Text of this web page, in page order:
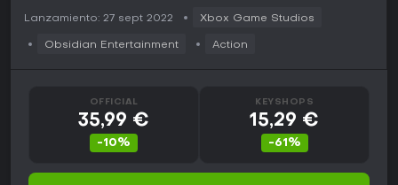
Lanzamiento: 27 sept 2022 Xbox Game Studios
Obsidian Entertainment Action
OFFICIAL
35,99 €
-10%
KEYSHOPS
15,29 €
-61%